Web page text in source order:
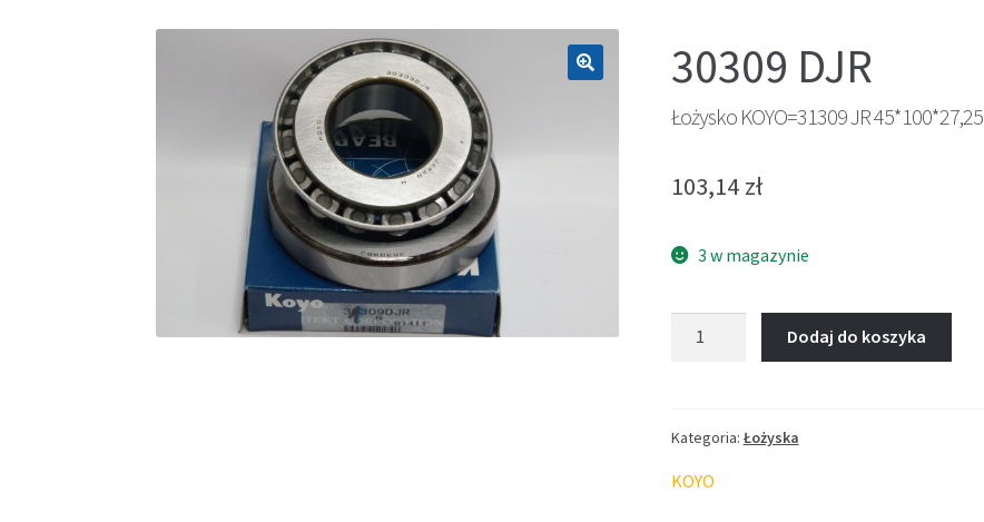
30309 DJR
Łożysko KOYO=31309 JR 45*100*27,25
103,14 zł
3 w magazynie
45*100*27,25
Dodaj do koszyka
Kategoria: Łożyska
KOYO